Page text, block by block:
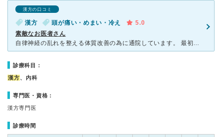
漢方の口コミ
漢方 頭が痛い・めまい・冷え
5.0
素敵なお医者さん
自律神経の乱れを整える体質改善の為に通院しています。 最初は2週間に1度、落ち着いたら月に1度の通院スタイルになります。 とても素敵な女性の先生で丁寧にお話を聞いて貰えます。 また症状が改善
診療科目：
漢方、内科
専門医・資格：
漢方専門医
診療時間